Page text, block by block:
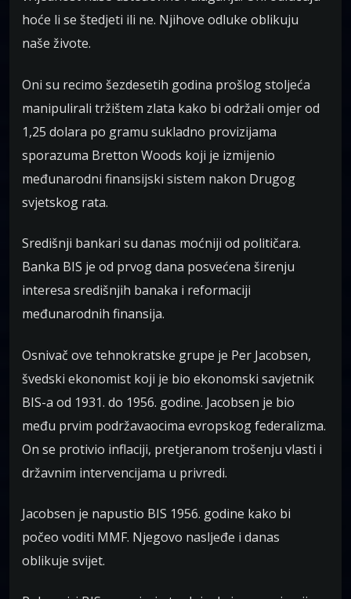
hoće li se štedjeti ili ne. Njihove odluke oblikuju
naše živote.
Oni su recimo šezdesetih godina prošlog stoljeća
manipulirali tržištem zlata kako bi održali omjer od
1,25 dolara po gramu sukladno provizijama
sporazuma Bretton Woods koji je izmijenio
međunarodni finansijski sistem nakon Drugog
svjetskog rata.
Središnji bankari su danas moćniji od političara.
Banka BIS je od prvog dana posvećena širenju
interesa središnjih banaka i reformaciji
međunarodnih finansija.
Osnivač ove tehnokratske grupe je Per Jacobsen,
švedski ekonomist koji je bio ekonomski savjetnik
BIS-a od 1931. do 1956. godine. Jacobsen je bio
među prvim podržavaocima evropskog federalizma.
On se protivio inflaciji, pretjeranom trošenju vlasti i
državnim intervencijama u privredi.
Jacobsen je napustio BIS 1956. godine kako bi
počeo voditi MMF. Njegovo nasljeđe i danas
oblikuje svijet.